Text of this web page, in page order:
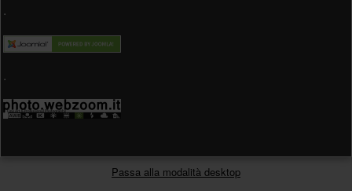
.
.
Passa alla modalità desktop